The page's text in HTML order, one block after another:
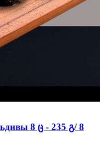
8 ც - 235 გ/ 8